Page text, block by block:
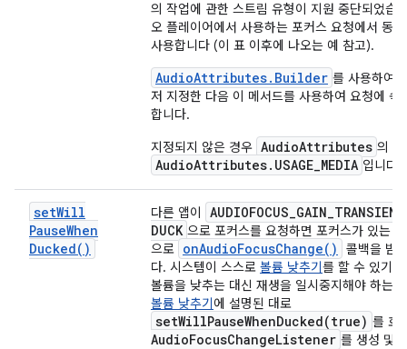
의 작업에 관한 스트림 유형이 지원 중단되었습
오 플레이어에서 사용하는 포커스 요청에서 동
사용합니다 (이 표 이후에 나오는 예 참고).
AudioAttributes.Builder 를 사용하여
저 지정한 다음 이 메서드를 사용하여 요청에 속
합니다.
지정되지 않은 경우 AudioAttributes 의
AudioAttributes.USAGE_MEDIA 입니다.
setWill
PauseWhen
Ducked( )
다른 앱이 AUDIOFOCUS_GAIN_TRANSIENT
DUCK 으로 포커스를 요청하면 포커스가 있는
으로 onAudioFocusChange( )
콜백을 받
다. 시스템이 스스로 볼륨 낮추기를 할 수 있기
볼륨을 낮추는 대신 재생을 일시중지해야 하는
볼륨 낮추기에 설명된 대로
setWillPauseWhenDucked(true) 를 호
AudioFocusChangeListener 를 생성 및